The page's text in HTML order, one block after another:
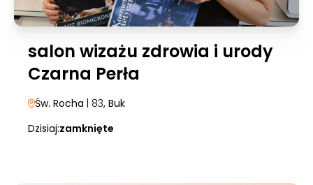
salon wizażu zdrowia i urody
Czarna Perła
Św. Rocha | 83, Buk
Dzisiaj:zamknięte